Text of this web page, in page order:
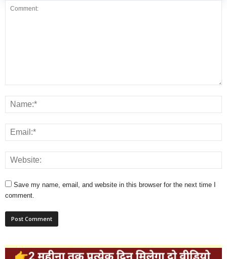
Save my name, email, and website in this browser for the next time I
comment.